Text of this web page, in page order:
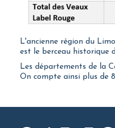
L'ancienne région du
est le berceau historique
Les départements de la
On compte ainsi plus de